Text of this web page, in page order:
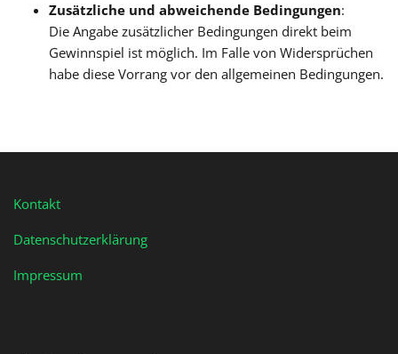
Zusätzliche und abweichende Bedingungen:
Die Angabe zusätzlicher Bedingungen direkt beim
Gewinnspiel ist möglich. Im Falle von Widersprüchen
habe diese Vorrang vor den allgemeinen Bedingungen.
Kontakt
Datenschutzerklärung
Impressum